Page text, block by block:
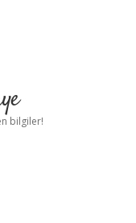
bilgiler!